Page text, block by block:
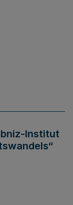
Institut